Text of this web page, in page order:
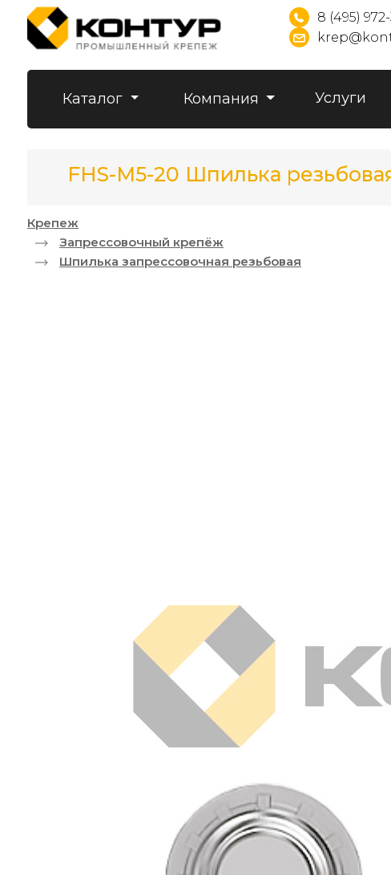
8 (495)
Каталог Компания Услуги
FHS-M5-20 Шпилька
Крепеж
Запрессовочный крепёж
Шпилька запрессовочная резьбовая